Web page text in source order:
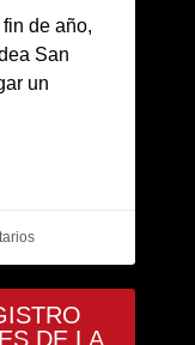
de año,
San
un
DE LA